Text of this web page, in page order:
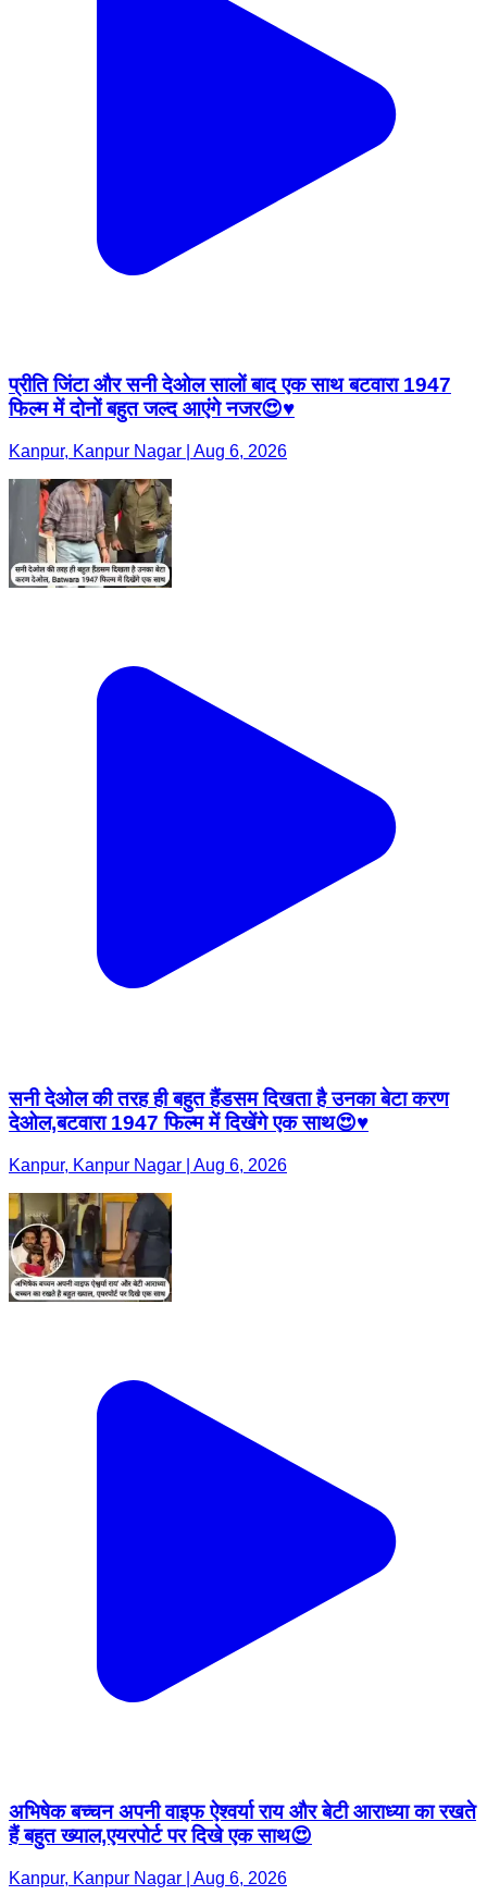
प्रीति जिंटा और सनी देओल सालों बाद एक साथ बटवारा 1947
फिल्म में दोनों बहुत जल्द आएंगे नजर😍♥️
Kanpur, Kanpur Nagar | Aug 6, 2026
सनी देओल की तरह ही बहुत हैंडसम दिखता है उनका बेटा करण
देओल,बटवारा 1947 फिल्म में दिखेंगे एक साथ😍♥️
Kanpur, Kanpur Nagar | Aug 6, 2026
अभिषेक बच्चन अपनी वाइफ ऐश्वर्या राय और बेटी आराध्या का रखते
हैं बहुत ख्याल,एयरपोर्ट पर दिखे एक साथ😍
Kanpur, Kanpur Nagar | Aug 6, 2026